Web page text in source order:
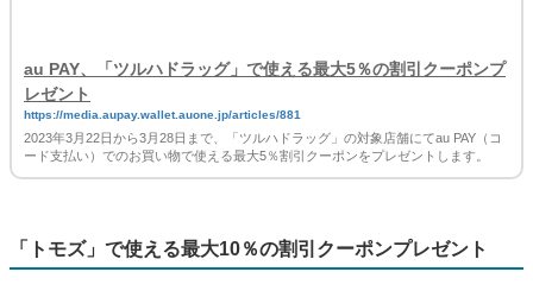
au PAY、「ツルハドラッグ」で使える最大5％の割引クーポンプ
レゼント
https://media.aupay.wallet.auone.jp/articles/881
2023年3月22日から3月28日まで、「ツルハドラッグ」の対象店舗にてau PAY（コ
ード支払い）でのお買い物で使える最大5％割引クーポンをプレゼントします。
「トモズ」で使える最大10％の割引クーポンプレゼント